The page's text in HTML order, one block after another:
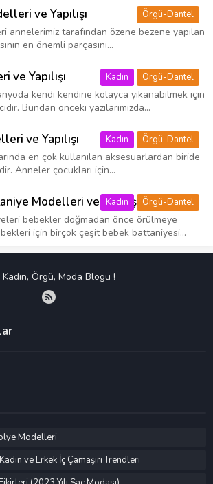
Örgü-Dantel
ve Yapılışı
annelerimiz tarafından özene bezene yapılan
en önemli parçasını...
Kadın Örgü-Dantel
ve Yapılışı
kendi kendine kolayca yıkanabilmek için
Bundan önceki yazılarımızda...
Kadın Örgü-Dantel
ve Yapılışı
en çok kullanılan aksesuarlardan biride
Anneler çocukları için...
Kadın Örgü-Dantel
Modelleri ve Yapılışı
bebekler doğmadan önce örülmeye
için birçok çeşit bebek battaniyesi...
Kadın, Örgü, Moda Blogu !
Modelleri
ve Erkek İç Çamaşırı Trendleri